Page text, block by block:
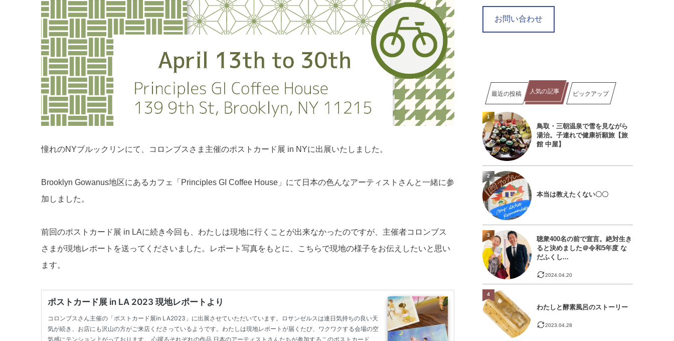
憧れのNYブルックリンにて、コロンブスさま主催のポストカード展 in NYに出展いたしました。
Brooklyn Gowanus地区にあるカフェ「Principles GI Coffee House」にて日本の色んなアーティストさんと一緒に参
加しました。
前回のポストカード展 in LAに続き今回も、わたしは現地に行くことが出来なかったのですが、主催者コロンブス
さまが現地レポートを送ってくださいました。レポート写真をもとに、こちらで現地の様子をお伝えしたいと思い
ます。
お問い合わせ
最近の投稿 人気の記事 ピックアップ
鳥取・三朝温泉で雪を見ながら
湯治。子連れで健康祈願旅【旅
館 中屋】
1
本当は教えたくない〇〇
2
聴衆400名の前で宣言。絶対生き
ると決めました＠令和5年度 な
だふくし...
2024.04.20
3
わたしと酵素風呂のストーリー
2023.04.28
4